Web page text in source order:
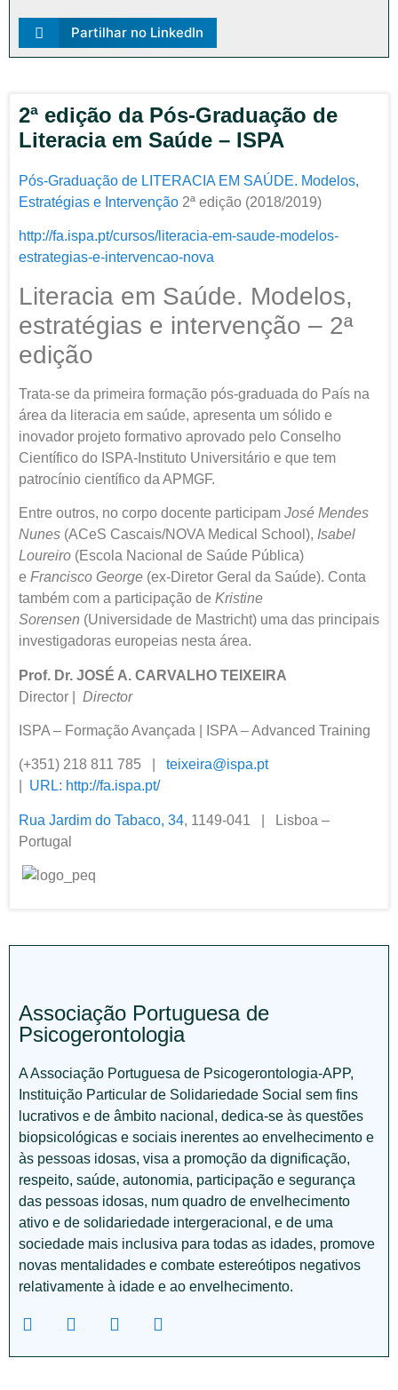
Partilhar no LinkedIn
2ª edição da Pós-Graduação de
Literacia em Saúde – ISPA
Pós-Graduação de LITERACIA EM SAÚDE. Modelos,
Estratégias e Intervenção 2ª edição (2018/2019)
http://fa.ispa.pt/cursos/literacia-em-saude-modelos-
estrategias-e-intervencao-nova
Literacia em Saúde. Modelos,
estratégias e intervenção – 2ª
edição
Trata-se da primeira formação pós-graduada do País na
área da literacia em saúde, apresenta um sólido e
inovador projeto formativo aprovado pelo Conselho
Científico do ISPA-Instituto Universitário e que tem
patrocínio científico da APMGF.
Entre outros, no corpo docente participam José Mendes
Nunes (ACeS Cascais/NOVA Medical School), Isabel
Loureiro (Escola Nacional de Saúde Pública)
e Francisco George (ex-Diretor Geral da Saúde). Conta
também com a participação de Kristine
Sorensen (Universidade de Mastricht) uma das principais
investigadoras europeias nesta área.
Prof. Dr. JOSÉ A. CARVALHO TEIXEIRA
Director | Director
ISPA – Formação Avançada | ISPA – Advanced Training
(+351) 218 811 785 | teixeira@ispa.pt
URL: http://fa.ispa.pt/
Rua Jardim do Tabaco, 34, 1149-041 | Lisboa –
Portugal
Associação Portuguesa de
Psicogerontologia
A Associação Portuguesa de Psicogerontologia-APP,
Instituição Particular de Solidariedade Social sem fins
lucrativos e de âmbito nacional, dedica-se às questões
biopsicológicas e sociais inerentes ao envelhecimento e
às pessoas idosas, visa a promoção da dignificação,
respeito, saúde, autonomia, participação e segurança
das pessoas idosas, num quadro de envelhecimento
ativo e de solidariedade intergeracional, e de uma
sociedade mais inclusiva para todas as idades, promove
novas mentalidades e combate estereótipos negativos
relativamente à idade e ao envelhecimento.